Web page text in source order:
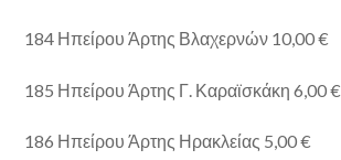
184 Ηπείρου Άρτης Βλαχερνών 10,00 €
185 Ηπείρου Άρτης Γ. Καραϊσκάκη 6,00 €
186 Ηπείρου Άρτης Ηρακλείας 5,00 €